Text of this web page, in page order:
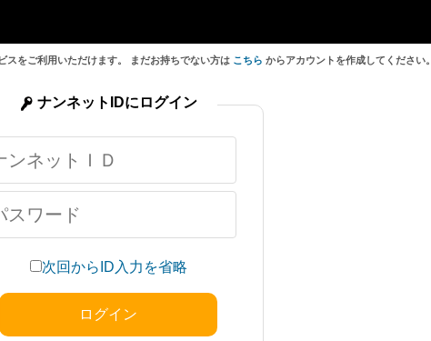
スをご利用いただけます。 まだお持ちでない方は こちら からアカウントを作成してください。
次回からID入力を省略
ナンネットIDにログイン